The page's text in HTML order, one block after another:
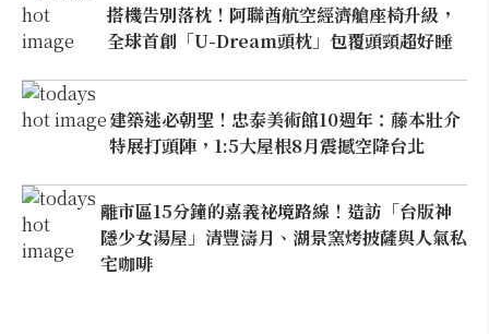
搭機告別落枕！阿聯酋航空經濟艙座椅升級，
全球首創「U-Dream頭枕」包覆頭頸超好睡
建築迷必朝聖！忠泰美術館10週年：藤本壯介
特展打頭陣，1:5大屋根8月震撼空降台北
離市區15分鐘的嘉義祕境路線！造訪「台版神
隱少女湯屋」清豐濤月、湖景窯烤披薩與人氣私
宅咖啡